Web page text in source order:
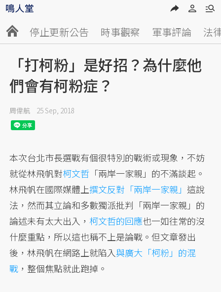
停止更新公告 時事觀察 軍事評論 法
「打柯粉」是好招？為什麼他
們會有柯粉症？
周偉航 25 Sep, 2018
本次台北市長選戰有個很特別的戰術或現象，不妨
就從林飛帆對柯文哲 「兩岸一家親」的不滿談起。
林飛帆在國際媒體上撰文反對「兩岸一家親」 這說
法，然而其立論和多數獨派批判「兩岸一家親」的
論述未有太大出入， 柯文哲的回應也一如往常的沒
什麼重點，所以這也稱不上是論戰。但文章發出
後，林飛帆在網路上就陷入與廣大「柯粉」的混
戰 ，整個焦點就此跑掉。